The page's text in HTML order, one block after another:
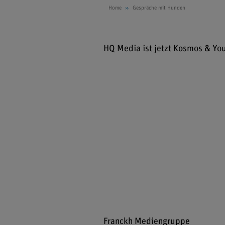
Home Gespräche mit Hunden
HQ Media ist jetzt Kosmos &
Franckh Mediengruppe